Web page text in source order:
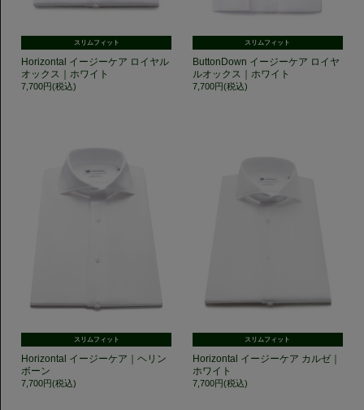
スリムフィット
Horizontal イージーケア ロイヤル
オックス｜ホワイト
7,700円(税込)
スリムフィット
ButtonDown イージーケア ロイヤ
ルオックス｜ホワイト
7,700円(税込)
スリムフィット
Horizontal イージーケア｜ヘリン
ボーン
7,700円(税込)
スリムフィット
Horizontal イージーケア カルゼ｜
ホワイト
7,700円(税込)